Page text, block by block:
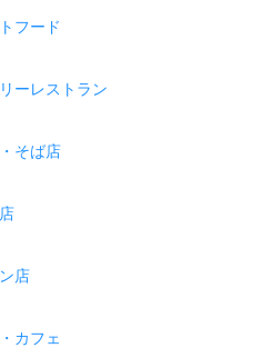
フード
ーレストラン
そば店
店
カフェ